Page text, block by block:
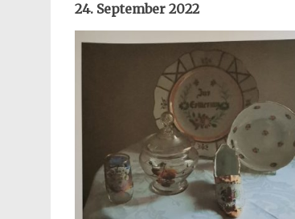
24. September 2022